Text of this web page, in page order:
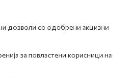
дозволи со одобрени акцизни
за повластени корисници на